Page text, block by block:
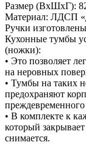
Размер (ВхШхГ):
Материал: ЛДСП
Ручки
Кухонные тумбы
(ножки):
• Это позволяет
на неровных
• Тумбы на таких
предохраняют
преждевременного
• В комплекте к
который
снимается.